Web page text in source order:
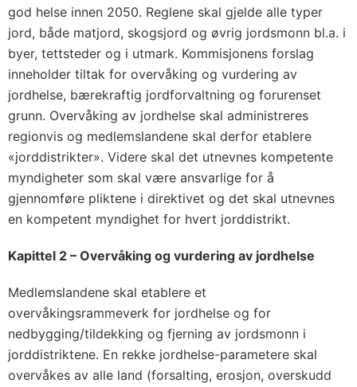
god helse innen 2050. Reglene skal gjelde alle typer
jord, både matjord, skogsjord og øvrig jordsmonn bl.a. i
byer, tettsteder og i utmark. Kommisjonens forslag
inneholder tiltak for overvåking og vurdering av
jordhelse, bærekraftig jordforvaltning og forurenset
grunn. Overvåking av jordhelse skal administreres
regionvis og medlemslandene skal derfor etablere
«jorddistrikter». Videre skal det utnevnes kompetente
myndigheter som skal være ansvarlige for å
gjennomføre pliktene i direktivet og det skal utnevnes
en kompetent myndighet for hvert jorddistrikt.
Kapittel 2 – Overvåking og vurdering av jordhelse
Medlemslandene skal etablere et
overvåkingsrammeverk for jordhelse og for
nedbygging/tildekking og fjerning av jordsmonn i
jorddistriktene. En rekke jordhelse-parametere skal
overvåkes av alle land (forsalting, erosjon, overskudd